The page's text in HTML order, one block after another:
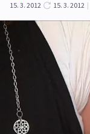
15. 3. 2012
15. 3. 2012 |